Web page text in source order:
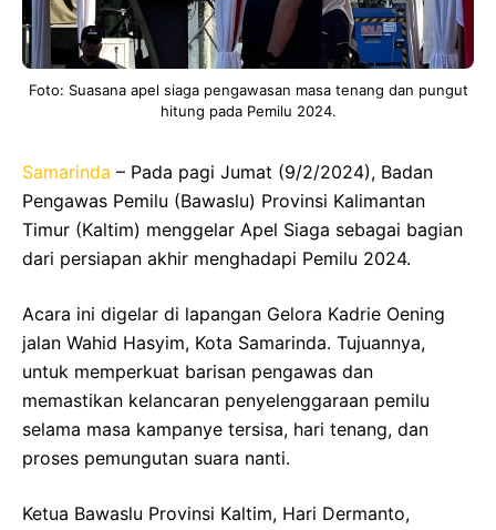
Foto: Suasana apel siaga pengawasan masa tenang dan pungut
hitung pada Pemilu 2024.
Samarinda – Pada pagi Jumat (9/2/2024), Badan
Pengawas Pemilu (Bawaslu) Provinsi Kalimantan
Timur (Kaltim) menggelar Apel Siaga sebagai bagian
dari persiapan akhir menghadapi Pemilu 2024.
Acara ini digelar di lapangan Gelora Kadrie Oening
jalan Wahid Hasyim, Kota Samarinda. Tujuannya,
untuk memperkuat barisan pengawas dan
memastikan kelancaran penyelenggaraan pemilu
selama masa kampanye tersisa, hari tenang, dan
proses pemungutan suara nanti.
Ketua Bawaslu Provinsi Kaltim, Hari Dermanto,